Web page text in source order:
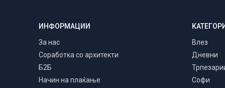
ИНФОРМАЦИИ
За нас
Соработка со архитекти
Б2Б
Начин на плаќање
Влез
Дневни
Софи